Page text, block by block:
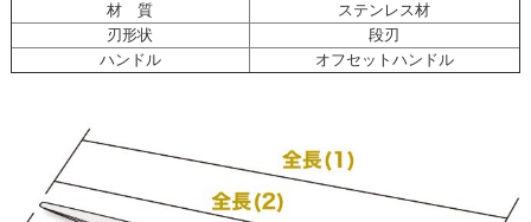
材 質
ステンレス材
刃形状
段刃
ハンドル
オフセットハンドル